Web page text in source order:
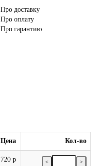
Про доставку
Про оплату
Про гарантию
Цена Кол-во
720 р < >